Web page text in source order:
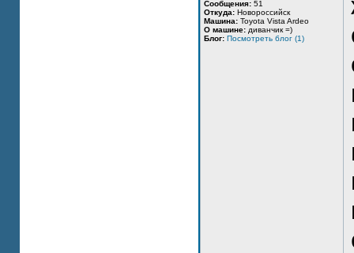
Сообщения: 51
Откуда: Новороссийск
Машина: Toyota Vista Ardeo
О машине: диванчик =)
Блог: Посмотреть блог (1)